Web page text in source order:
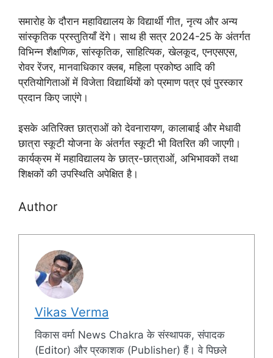
समारोह के दौरान महाविद्यालय के विद्यार्थी गीत, नृत्य और अन्य
सांस्कृतिक प्रस्तुतियाँ देंगे। साथ ही सत्र 2024-25 के अंतर्गत
विभिन्न शैक्षणिक, सांस्कृतिक, साहित्यिक, खेलकूद, एनएसएस,
रोवर रेंजर, मानवाधिकार क्लब, महिला प्रकोष्ठ आदि की
प्रतियोगिताओं में विजेता विद्यार्थियों को प्रमाण पत्र एवं पुरस्कार
प्रदान किए जाएंगे।
इसके अतिरिक्त छात्राओं को देवनारायण, कालाबाई और मेधावी
छात्रा स्कूटी योजना के अंतर्गत स्कूटी भी वितरित की जाएगी।
कार्यक्रम में महाविद्यालय के छात्र-छात्राओं, अभिभावकों तथा
शिक्षकों की उपस्थिति अपेक्षित है।
Author
Vikas Verma
विकास वर्मा News Chakra के संस्थापक, संपादक
(Editor) और प्रकाशक (Publisher) हैं। वे पिछले